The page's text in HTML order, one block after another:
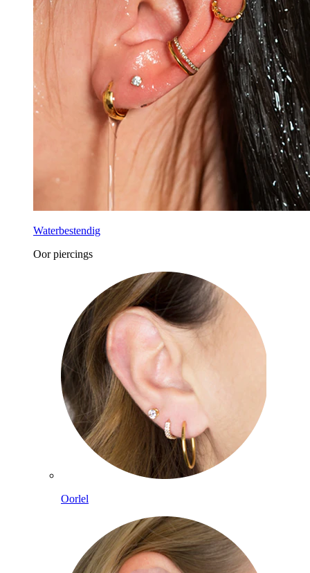
Waterbestendig
Oor piercings
Oorlel